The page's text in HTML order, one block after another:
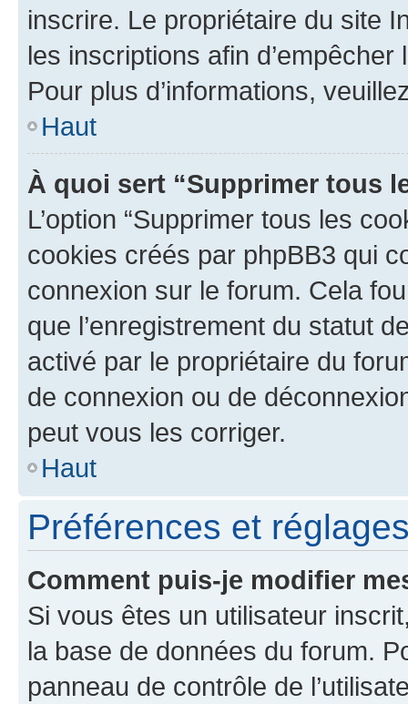
inscrire. Le propriétaire du site
les inscriptions afin
Pour plus d’informations,
Haut
À quoi sert “Supprimer tous
L’option “Supprimer tous les
cookies créés par phpBB3 qui
connexion sur le forum. Cela
que l’enregistrement du statut
activé par le propriétaire du
de connexion ou de
peut vous les corriger.
Haut
Préférences et
Comment puis-je modifier
Si vous êtes un utilisateur
la base de données du forum.
panneau de contrôle de